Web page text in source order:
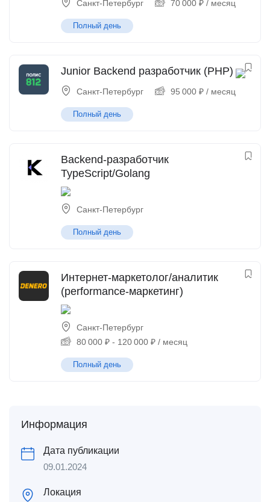
Санкт-Петербург 70 000 ₽ / месяц
Полный день
Junior Backend разработчик (PHP)
Санкт-Петербург 95 000 ₽ / месяц
Полный день
Backend-разработчик
TypeScript/Golang
Санкт-Петербург
Полный день
Интернет-маркетолог/аналитик
(performance-маркетинг)
Санкт-Петербург
80 000 ₽ - 120 000 ₽ / месяц
Полный день
Информация
Дата публикации
09.01.2024
Локация